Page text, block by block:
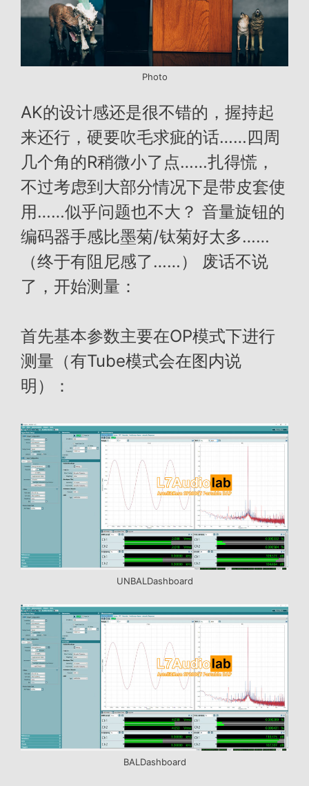
Photo
AK的设计感还是很不错的，握持起
来还行，硬要吹毛求疵的话……四周
几个角的R稍微小了点……扎得慌，
不过考虑到大部分情况下是带皮套使
用……似乎问题也不大？ 音量旋钮的
编码器手感比墨菊/钛菊好太多……
（终于有阻尼感了……） 废话不说
了，开始测量：
首先基本参数主要在OP模式下进行
测量（有Tube模式会在图内说
明）：
UNBALDashboard
BALDashboard